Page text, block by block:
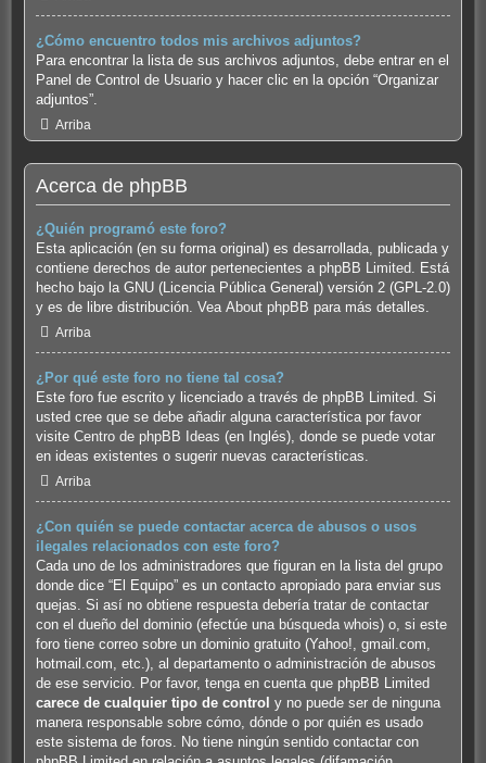
¿Cómo encuentro todos mis archivos adjuntos?
Para encontrar la lista de sus archivos adjuntos, debe entrar en el
Panel de Control de Usuario y hacer clic en la opción “Organizar
adjuntos”.
Arriba
Acerca de phpBB
¿Quién programó este foro?
Esta aplicación (en su forma original) es desarrollada, publicada y
contiene derechos de autor pertenecientes a phpBB Limited. Está
hecho bajo la GNU (Licencia Pública General) versión 2 (GPL-2.0)
y es de libre distribución. Vea About phpBB para más detalles.
Arriba
¿Por qué este foro no tiene tal cosa?
Este foro fue escrito y licenciado a través de phpBB Limited. Si
usted cree que se debe añadir alguna característica por favor
visite Centro de phpBB Ideas (en Inglés), donde se puede votar
en ideas existentes o sugerir nuevas características.
Arriba
¿Con quién se puede contactar acerca de abusos o usos
ilegales relacionados con este foro?
Cada uno de los administradores que figuran en la lista del grupo
donde dice “El Equipo” es un contacto apropiado para enviar sus
quejas. Si así no obtiene respuesta debería tratar de contactar
con el dueño del dominio (efectúe una búsqueda whois) o, si este
foro tiene correo sobre un dominio gratuito (Yahoo!, gmail.com,
hotmail.com, etc.), al departamento o administración de abusos
de ese servicio. Por favor, tenga en cuenta que phpBB Limited
carece de cualquier tipo de control y no puede ser de ninguna
manera responsable sobre cómo, dónde o por quién es usado
este sistema de foros. No tiene ningún sentido contactar con